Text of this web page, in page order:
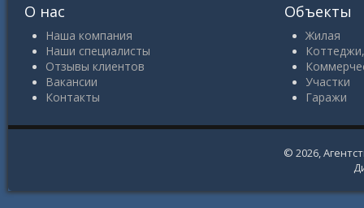
О нас
Наша компания
Наши специалисты
Отзывы клиентов
Вакансии
Контакты
Объекты
Жилая
Участки
Гаражи
© 2026,